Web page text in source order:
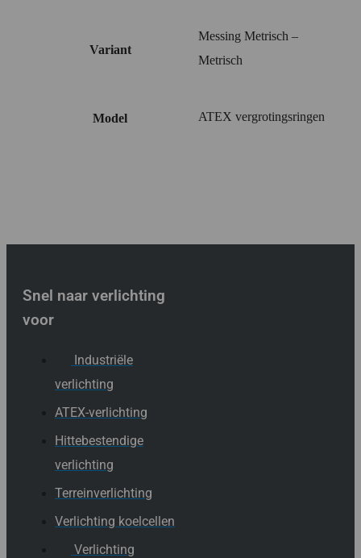
Variant
Messing Metrisch –
Metrisch
Model ATEX vergrotingsringen
Snel naar verlichting
voor
Industriële
verlichting
ATEX-verlichting
Hittebestendige
verlichting
Terreinverlichting
Verlichting koelcellen
Verlichting